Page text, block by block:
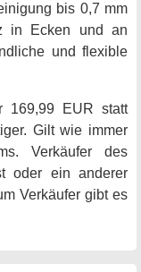
bis 0,7 mm
in Ecken und an
und flexible
169,99 EUR statt
Gilt wie immer
Verkäufer des
oder ein anderer
Verkäufer gibt es